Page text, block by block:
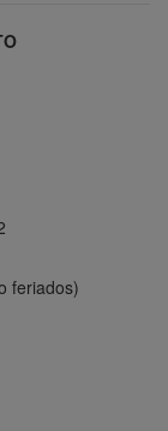
feriados)